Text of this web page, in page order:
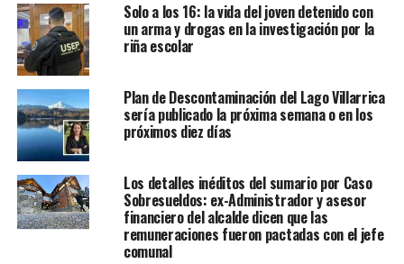
Solo a los 16: la vida del joven detenido con
un arma y drogas en la investigación por la
riña escolar
Plan de Descontaminación del Lago Villarrica
sería publicado la próxima semana o en los
próximos diez días
Los detalles inéditos del sumario por Caso
Sobresueldos: ex-Administrador y asesor
financiero del alcalde dicen que las
remuneraciones fueron pactadas con el jefe
comunal